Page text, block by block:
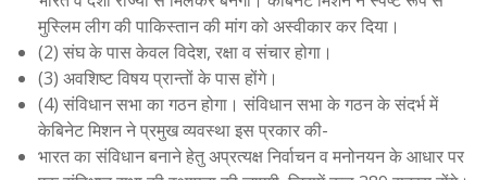
मुस्लिम लीग की पाकिस्तान की मांग को अस्वीकार कर दिया।
(2) संघ के पास केवल विदेश, रक्षा व संचार होगा।
(3) अवशिष्ट विषय प्रान्तों के पास होंगे।
(4) संविधान सभा का गठन होगा। संविधान सभा के गठन के संदर्भ में
केबिनेट मिशन ने प्रमुख व्यवस्था इस प्रकार की-
भारत का संविधान बनाने हेतु अप्रत्यक्ष निर्वाचन व मनोनयन के आधार पर